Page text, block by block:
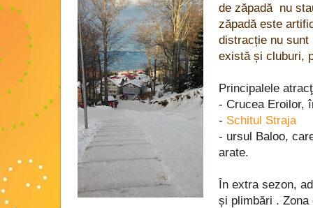
de zăpadă nu
zăpadă este
distracție nu
există și cluburi,
Principalele
- Crucea Eroilor,
- Schitul Straja
- ursul Baloo,
arate.
În extra sezon,​
și plimbări .